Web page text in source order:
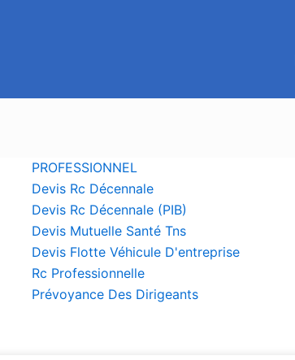
PROFESSIONNEL
Devis Rc Décennale
Devis Rc Décennale (PIB)
Devis Mutuelle Santé Tns
Devis Flotte Véhicule D'entreprise
Rc Professionnelle
Prévoyance Des Dirigeants